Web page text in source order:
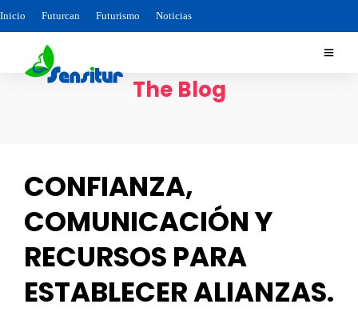
Inicio Futurcan Futurismo Noticias
The Blog
CONFIANZA,
COMUNICACIÓN Y
RECURSOS PARA
ESTABLECER ALIANZAS.